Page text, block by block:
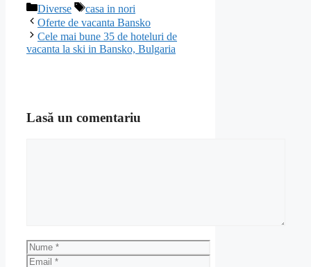
Categorii
Diverse Etichete
casa in nori
Oferte de vacanta Bansko
Cele mai bune 35 de hoteluri de
vacanta la ski in Bansko, Bulgaria
Lasă un comentariu
Nume
Email